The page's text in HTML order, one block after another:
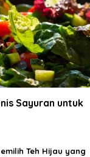
jenis
Sayuran untuk
Teh Hijau yang